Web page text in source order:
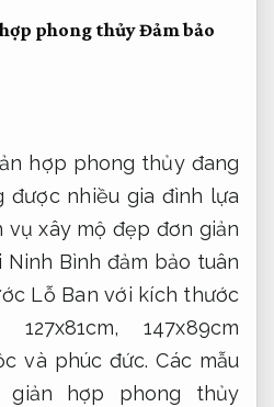
phong thủyĐảm bảo
hợp phong thủy đang
được nhiều gia đình lựa
vụ xây mộ đẹp đơn giản
Bình đảm bảo tuân
Lỗ Ban với kích thước
127x81cm, 147x89cm
và phúc đức. Các mẫu
hợp phong thủy